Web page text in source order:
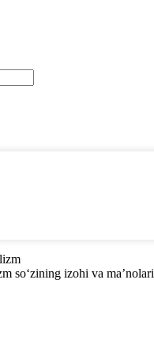
so‘zining izohi va ma’nolari